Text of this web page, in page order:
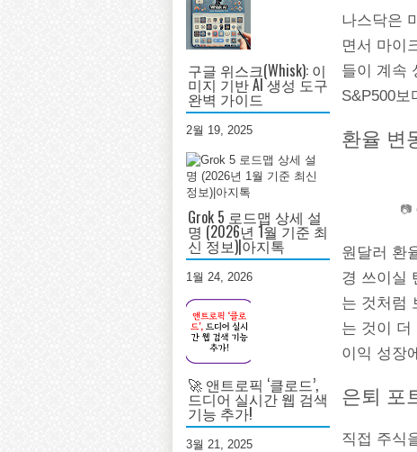
구글 위스크(Whisk): 이
미지 기반 AI 생성 도구
완벽 가이드
2월 19, 2025
Grok 5 로드맵 상세 설
명 (2026년 1월 기준 최
신 정보)|아지톡
1월 24, 2026
🚀 앤트로픽 ‘클로드’,
드디어 실시간 웹 검색
기능 추가!
3월 21, 2025
나스닥은
면서 마이
들이 계속
S&P500
환율 변
📷
원달러 환
경 쓰이실
는 것처럼
는 것이 더
이익 성장
은퇴 포
직접 주식